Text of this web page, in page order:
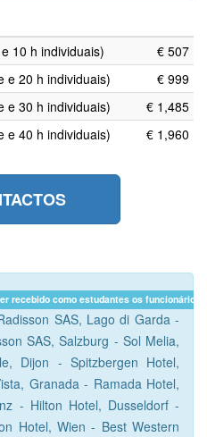
10 h individuais)
€ 507
e 20 h individuais)
€ 999
e 30 h individuais)
€ 1,485
e 40 h individuais)
€ 1,960
recebido como estudantes os funcionários
SAS, Lago di Garda -
SAS, Salzburg - Sol Melia,
Dijon - Spitzbergen Hotel,
Granada - Ramada Hotel,
- Hilton Hotel, Dusseldorf -
Hotel, Wien - Best Western